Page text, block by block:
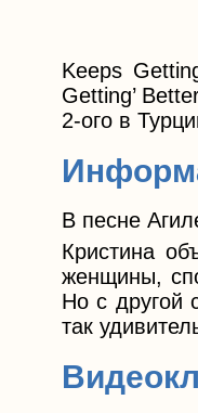
Keeps
Getting’
2-ого в
В песне
Кристина
женщины,
Но с другой
так